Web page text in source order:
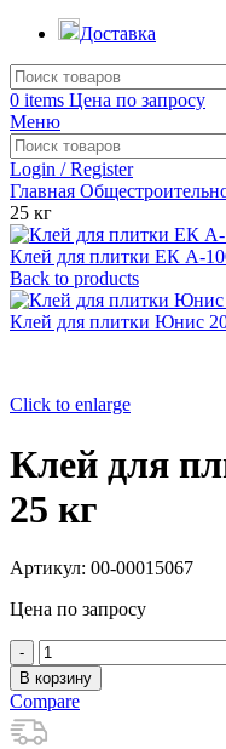
Доставка
0 items Цена по запросу
Меню
Login / Register
Главная
25 кг
Клей для плитки ЕК А-
Back to products
Клей для плитки Юнис
Click to enlarge
Клей для
25 кг
Артикул: 00-00015067
Цена по запросу
Количество
товара
Клей
для
плитки
В корзину
Compare